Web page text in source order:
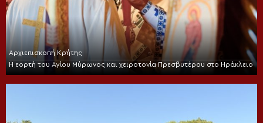
Αρχιεπισκοπή Κρήτης
Η εορτή του Αγίου Μύρωνος και χειροτονία Πρεσβυτέρου στο Ηράκλειο